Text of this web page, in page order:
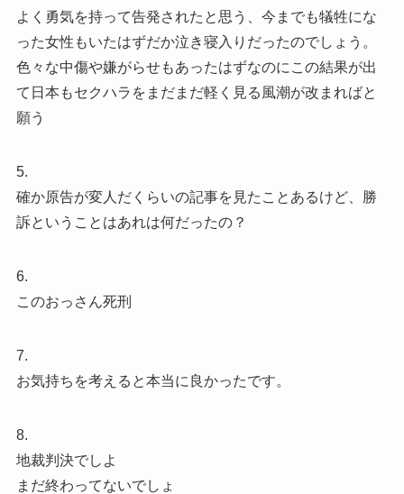
よく勇気を持って告発されたと思う、今までも犠牲にな
った女性もいたはずだか泣き寝入りだったのでしょう。
色々な中傷や嫌がらせもあったはずなのにこの結果が出
て日本もセクハラをまだまだ軽く見る風潮が改まればと
願う
5.
確か原告が変人だくらいの記事を見たことあるけど、勝
訴ということはあれは何だったの？
6.
このおっさん死刑
7.
お気持ちを考えると本当に良かったです。
8.
地裁判決でしよ
まだ終わってないでしょ